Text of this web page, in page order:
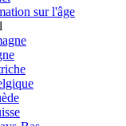
sur l'âge